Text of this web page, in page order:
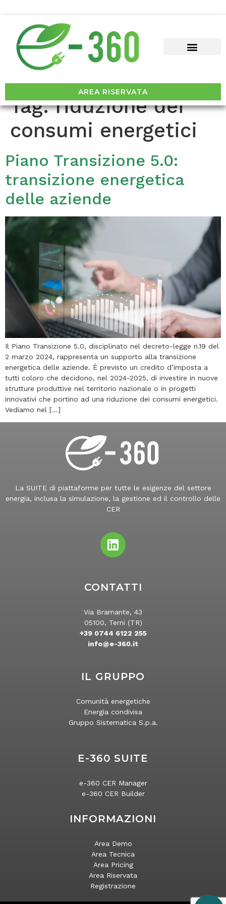
AREA RISERVATA
Tag:riduzione dei
consumi energetici
Piano Transizione 5.0:
transizione energetica
delle aziende
Il Piano Transizione 5.0, disciplinato nel decreto-legge n.19 del
2 marzo 2024, rappresenta un supporto alla transizione
energetica delle aziende. È previsto un credito d’imposta a
tutti coloro che decidono, nel 2024-2025, di investire in nuove
strutture produttive nel territorio nazionale o in progetti
innovativi che portino ad una riduzione dei consumi energetici.
Vediamo nel […]
La SUITE di piattaforme per tutte le esigenze del settore
energia, inclusa la simulazione, la gestione ed il controllo delle
CER
CONTATTI
Via Bramante, 43
05100, Terni (TR)
+39 0744 6122 255
info@e-360.it
IL GRUPPO
Comunità energetiche
Energia condivisa
Gruppo Sistematica S.p.a.
E-360 SUITE
e-360 CER Manager
e-360 CER Builder
INFORMAZIONI
Area Demo
Area Tecnica
Area Pricing
Area Riservata
Registrazione